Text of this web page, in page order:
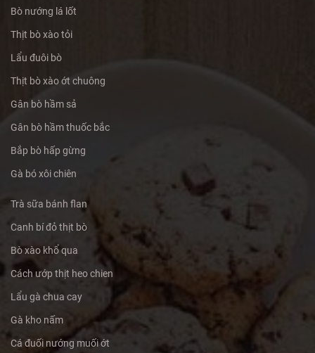
Bò nướng lá lốt
Thịt bò xào tỏi
Lẩu đuôi bò
Thịt bò xào ớt chuông
Gân bò hầm sả
Gân bò hầm thuốc bắc
Bắp bò hấp gừng
Gà bó xôi chiên
Trà sữa bánh flan
Canh bí đỏ thịt bò
Bò xào khổ qua
Cách ướp thịt heo chien
Lẩu gà chua cay
Gà kho nấm
Cá đuối nướng muối ớt